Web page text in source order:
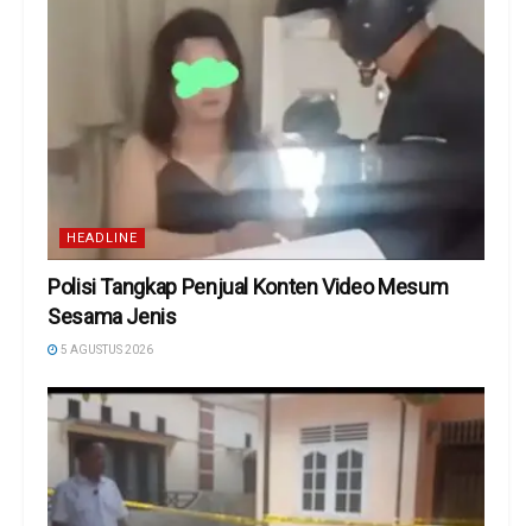
HEADLINE
Polisi Tangkap Penjual Konten Video Mesum
Sesama Jenis
5 AGUSTUS 2026